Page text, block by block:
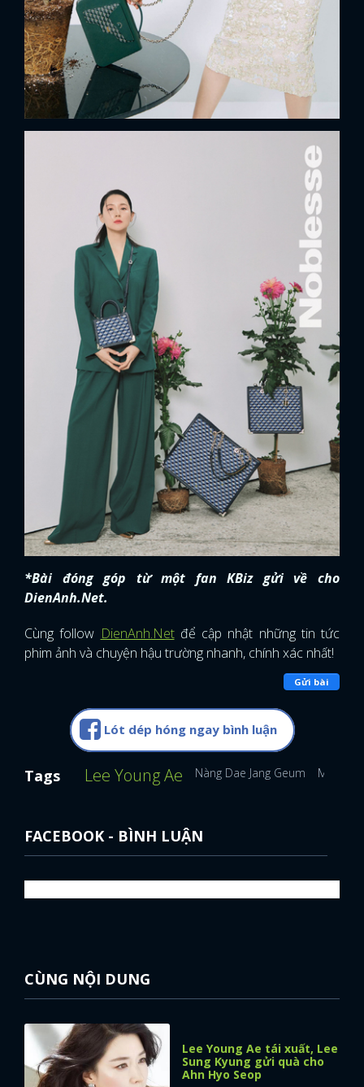
FACEBOOK GOOGLE
*Bài đóng góp từ một fan KBiz gửi về cho
DienAnh.Net.
Cùng follow DienAnh.Netđể cập nhật những tin tức
phim ảnh và chuyện hậu trường nhanh, chính xác nhất!
Gửi bài
Lót dép hóng ngay bình luận
Tags Lee Young Ae Nàng Dae Jang Geum Mỹ
FACEBOOK - BÌNH LUẬN
CÙNG NỘI DUNG
Lee Young Ae tái xuất, Lee
Sung Kyung gửi quà cho
Ahn Hyo Seop